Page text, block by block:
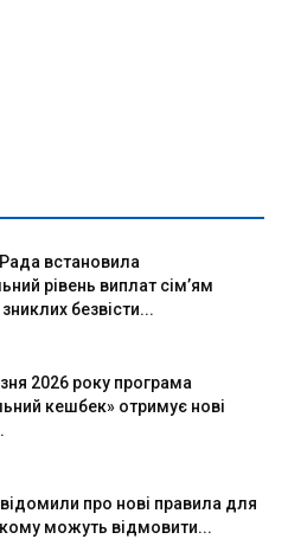
встановила
рівень виплат сім’ям
зниклих безвісти...
2026 року програма
кешбек» отримує нові
про нові правила для
кому можуть відмовити...